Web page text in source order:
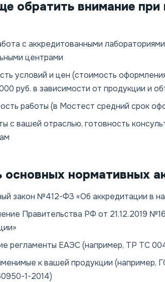
обратить внимание
с аккредитованными
центрами
условий и цен (стоимость
руб. в зависимости от продукции и
работы (в Мостест средний срок
с вашей отраслью, готовность
основных нормативных
закон №412-ФЗ «Об аккредитации в
Правительства РФ от 21.12.2019
регламенты ЕАЭС (например, ТР ТС
к вашей продукции
1-2014)